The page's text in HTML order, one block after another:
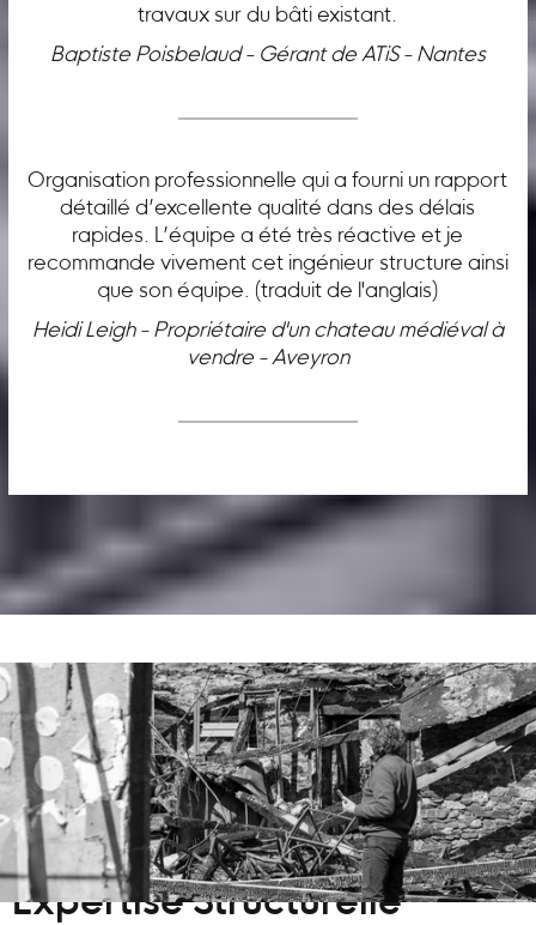
travaux sur du bâti existant.
Baptiste Poisbelaud - Gérant de ATiS - Nantes
Organisation professionnelle qui a fourni un rapport
détaillé d’excellente qualité dans des délais
rapides. L’équipe a été très réactive et je
recommande vivement cet ingénieur structure ainsi
que son équipe. (traduit de l'anglais)
Heidi Leigh - Propriétaire d'un chateau médiéval à
vendre - Aveyron
Expertise Structurelle